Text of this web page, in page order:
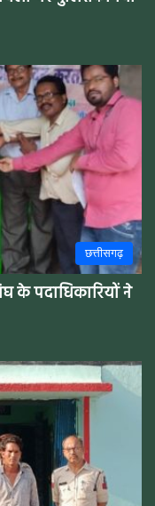
छत्तीसगढ़
के पदाधिकारियों ने